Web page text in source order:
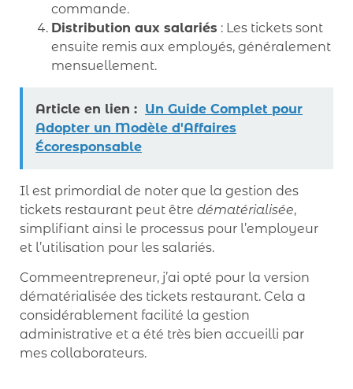
commande.
Distribution aux salariés : Les tickets sont
ensuite remis aux employés, généralement
mensuellement.
Article en lien : Un Guide Complet pour
Adopter un Modèle d'Affaires
Écoresponsable
Il est primordial de noter que la gestion des
tickets restaurant peut être dématérialisée,
simplifiant ainsi le processus pour l’employeur
et l’utilisation pour les salariés.
Commeentrepreneur, j’ai opté pour la version
dématérialisée des tickets restaurant. Cela a
considérablement facilité la gestion
administrative et a été très bien accueilli par
mes collaborateurs.